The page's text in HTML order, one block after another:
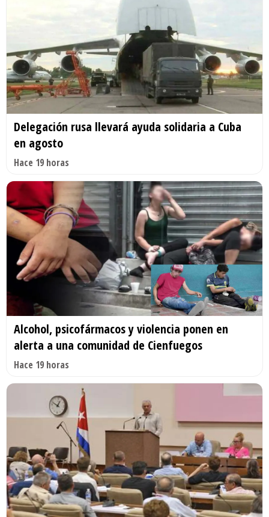
Delegación rusa llevará ayuda solidaria a Cuba
en agosto
Hace 19 horas
Alcohol, psicofármacos y violencia ponen en
alerta a una comunidad de Cienfuegos
Hace 19 horas